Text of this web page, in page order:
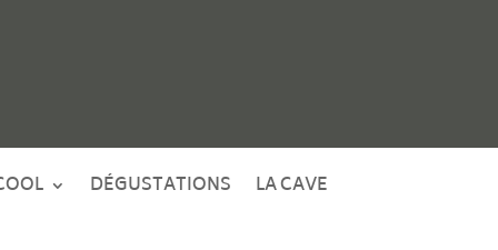
DÉGUSTATIONS
LA CAVE